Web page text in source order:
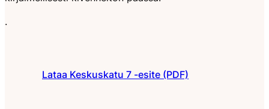
.
Lataa Keskuskatu 7 -esite (PDF)